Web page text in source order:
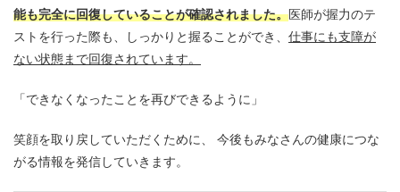
能も完全に回復していることが確認されました。医師が握力のテ
ストを行った際も、しっかりと握ることができ、 仕事にも支障が
ない状態まで回復されています。
「できなくなったことを再びできるように」
笑顔を取り戻していただくために、 今後もみなさんの健康につな
がる情報を発信していきます。